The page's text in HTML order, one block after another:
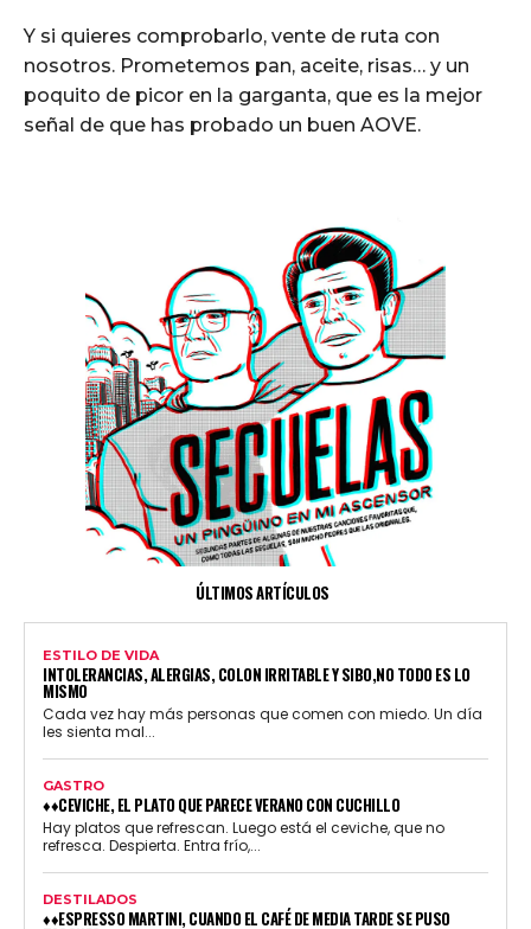
Y si quieres comprobarlo, vente de ruta con
nosotros. Prometemos pan, aceite, risas… y un
poquito de picor en la garganta, que es la mejor
señal de que has probado un buen AOVE.
ÚLTIMOS ARTÍCULOS
ESTILO DE VIDA
INTOLERANCIAS, ALERGIAS, COLON IRRITABLE Y SIBO,NO TODO ES LO
MISMO
Cada vez hay más personas que comen con miedo. Un día
les sienta mal...
GASTRO
♦♦CEVICHE, EL PLATO QUE PARECE VERANO CON CUCHILLO
Hay platos que refrescan. Luego está el ceviche, que no
refresca. Despierta. Entra frío,...
DESTILADOS
♦♦ESPRESSO MARTINI, CUANDO EL CAFÉ DE MEDIA TARDE SE PUSO